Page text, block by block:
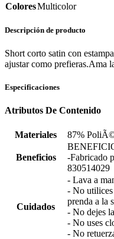
ColoresMulticolor
Descripción de producto
Short corto satin con
ajustar como prefieras.Ama
Especificaciones
Atributos De Contenido
Materiales 87%
Beneficios
-Fabricado
830514029
Cuidados
- Lava a
- No utilices
prenda a la
- No dejes
- No uses
- No